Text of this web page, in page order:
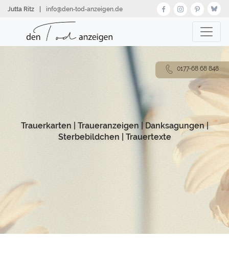
zumJutta Ritz info@den‑tod‑anzeigen.de
Trauerkarten Traueranzeigen |Danksagungen|
Sterbebildchen
Trauertexte
0177-68 68 848